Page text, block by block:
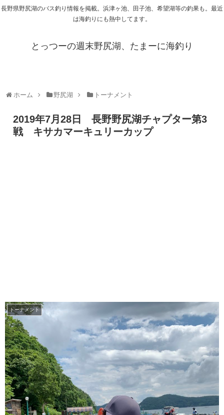
長野県野尻湖のバス釣り情報を掲載。浜津ヶ池、田子池、希望湖等の釣果も。最近
は海釣りにも熱中してます。
とっつーの週末野尻湖、たまーに海釣り
ホーム 野尻湖 トーナメント
2019年7月28日 長野野尻湖チャプター第3
戦 キサカマーキュリーカップ
トーナメント